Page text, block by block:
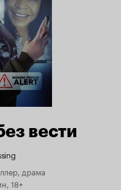
вести
драма
18+